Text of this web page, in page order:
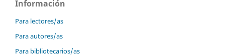
Información
Para lectores/as
Para autores/as
Para bibliotecarios/as